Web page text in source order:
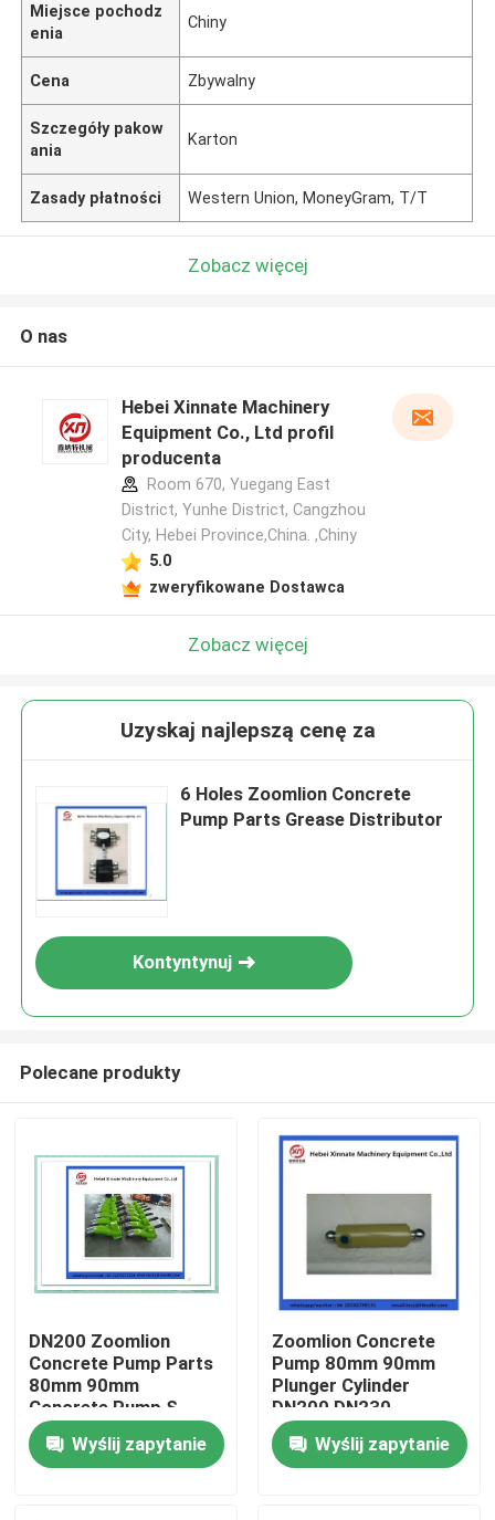
Dom
Produkty
Miejsce pochodz
enia
Chiny
Cena Zbywalny
Szczegóły pakow
ania
Karton
Zasady płatności Western Union, MoneyGram, T/T
Zobacz więcej
O nas
Hebei Xinnate Machinery
Equipment Co., Ltd profil
producenta
Room 670, Yuegang East
District, Yunhe District, Cangzhou
City, Hebei Province,China. ,Chiny
5.0
zweryfikowane Dostawca
Zobacz więcej
Uzyskaj najlepszą cenę za
6 Holes Zoomlion Concrete
Pump Parts Grease Distributor
Kontyntynuj
Polecane produkty
DN200 Zoomlion
Concrete Pump Parts
80mm 90mm
Concrete Pump S
Valve
Wyślij zapytanie
Zoomlion Concrete
Pump 80mm 90mm
Plunger Cylinder
DN200 DN230
Wyślij zapytanie